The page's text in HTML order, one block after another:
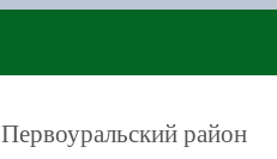
Первоуральский район